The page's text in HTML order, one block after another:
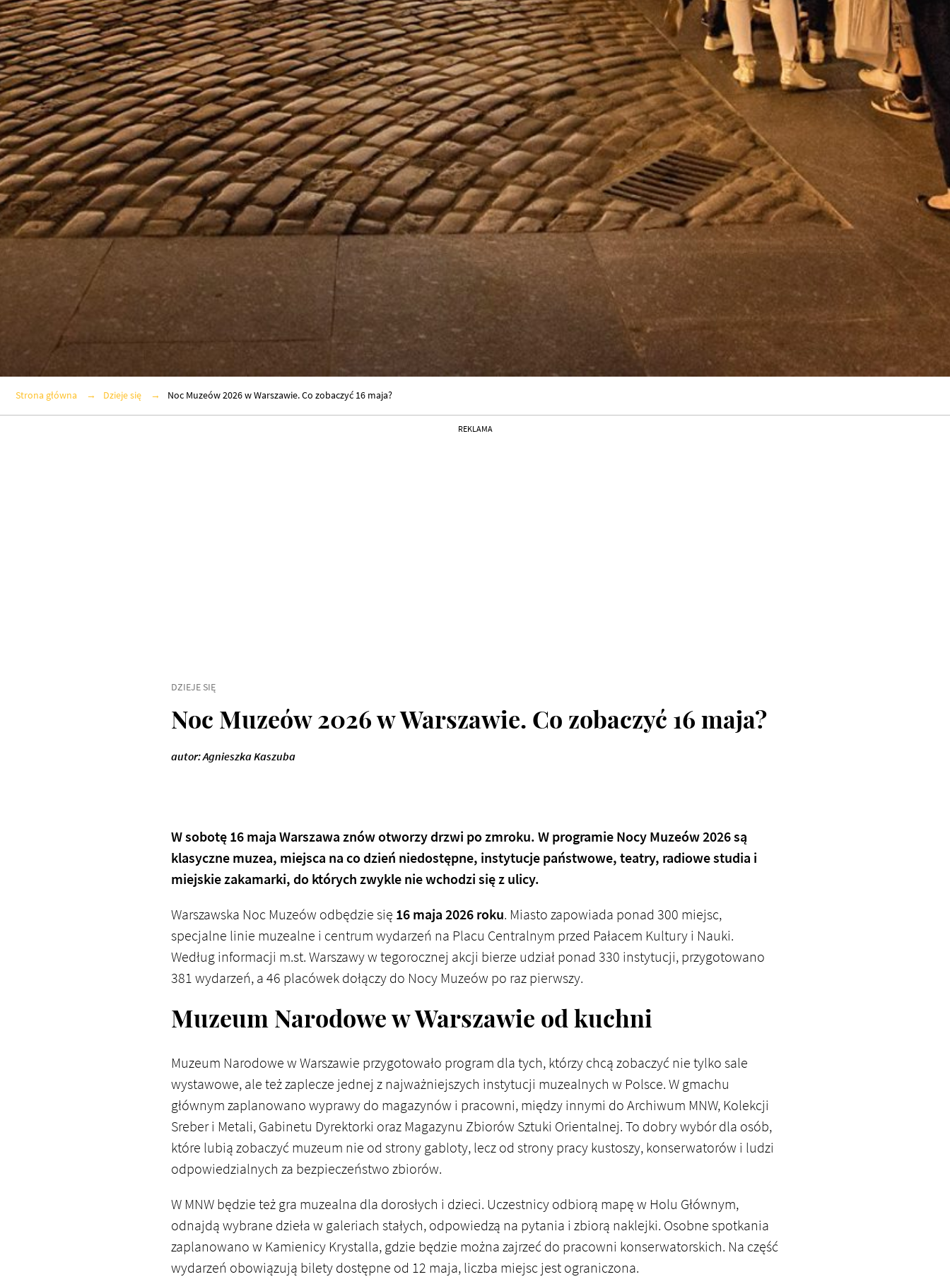
Strona główna Dzieje się Noc Muzeów 2026 w Warszawie. Co zobaczyć 16 maja?
REKLAMA
DZIEJE SIĘ
Noc Muzeów 2026 w Warszawie. Co zobaczyć 16 maja?
autor: Agnieszka Kaszuba
W sobotę 16 maja Warszawa znów otworzy drzwi po zmroku. W programie Nocy Muzeów 2026 są
klasyczne muzea, miejsca na co dzień niedostępne, instytucje państwowe, teatry, radiowe studia i
miejskie zakamarki, do których zwykle nie wchodzi się z ulicy.
Warszawska Noc Muzeów odbędzie się 16 maja 2026 roku. Miasto zapowiada ponad 300 miejsc,
specjalne linie muzealne i centrum wydarzeń na Placu Centralnym przed Pałacem Kultury i Nauki.
Według informacji m.st. Warszawy w tegorocznej akcji bierze udział ponad 330 instytucji, przygotowano
381 wydarzeń, a 46 placówek dołączy do Nocy Muzeów po raz pierwszy.
Muzeum Narodowe w Warszawie od kuchni
Muzeum Narodowe w Warszawie przygotowało program dla tych, którzy chcą zobaczyć nie tylko sale
wystawowe, ale też zaplecze jednej z najważniejszych instytucji muzealnych w Polsce. W gmachu
głównym zaplanowano wyprawy do magazynów i pracowni, między innymi do Archiwum MNW, Kolekcji
Sreber i Metali, Gabinetu Dyrektorki oraz Magazynu Zbiorów Sztuki Orientalnej. To dobry wybór dla osób,
które lubią zobaczyć muzeum nie od strony gabloty, lecz od strony pracy kustoszy, konserwatorów i ludzi
odpowiedzialnych za bezpieczeństwo zbiorów.
W MNW będzie też gra muzealna dla dorosłych i dzieci. Uczestnicy odbiorą mapę w Holu Głównym,
odnajdą wybrane dzieła w galeriach stałych, odpowiedzą na pytania i zbiorą naklejki. Osobne spotkania
zaplanowano w Kamienicy Krystalla, gdzie będzie można zajrzeć do pracowni konserwatorskich. Na część
wydarzeń obowiązują bilety dostępne od 12 maja, liczba miejsc jest ograniczona.